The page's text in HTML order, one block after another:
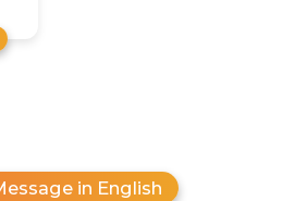
in English